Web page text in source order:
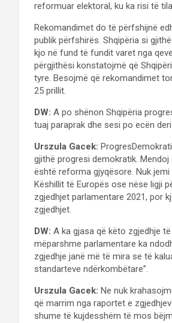
reformuar elektoral, ku ka risi të
Rekomandimet do të përfshijnë
publik përfshirës. Shqipëria si
kjo në fund të fundit varet nga
përgjithësi konstatojmë që
tyre. Besojmë që rekomandimet
25 prillit.
DW: A po shënon Shqipëria
tuaj paraprak dhe sesi po ecën
Urszula Gacek:
gjithë progresi demokratik.
është reforma gjyqësore. Nuk
Këshillit të Europës ose nëse ligji
zgjedhjet parlamentare 2021, por
zgjedhjet.
DW: A ka gjasa që këto zgjedhje
mëparshme parlamentare ka
zgjedhje janë më të mira se të
standarteve ndërkombëtare”.
Urszula Gacek: Ne nuk
që marrim nga raportet e
shume të kujdesshëm të mos